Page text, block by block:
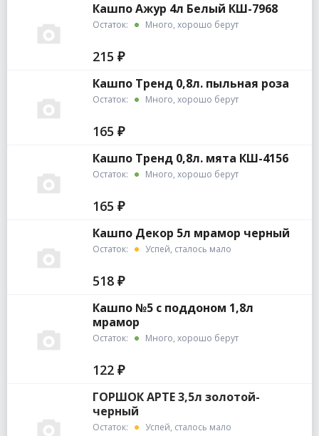
Кашпо Ажур 4л Белый КШ-7968
Остаток: Много, хорошо берут
215 ₽
Кашпо Тренд 0,8л. пыльная роза
Остаток: Много, хорошо берут
165 ₽
Кашпо Тренд 0,8л. мята КШ-4156
Остаток: Много, хорошо берут
165 ₽
Кашпо Декор 5л мрамор черный
Остаток: Успей, сталось мало
518 ₽
Кашпо №5 с поддоном 1,8л
мрамор
Остаток: Много, хорошо берут
122 ₽
ГОРШОК АРТЕ 3,5л золотой-
черный
Остаток: Успей, сталось мало